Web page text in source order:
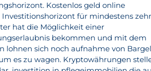
Kostenlos geld online
für mindestens
hat die Möglichkeit einer
bekommen und mit dem
lohnen sich noch aufnahme von
es zu wagen. Kryptowährungen